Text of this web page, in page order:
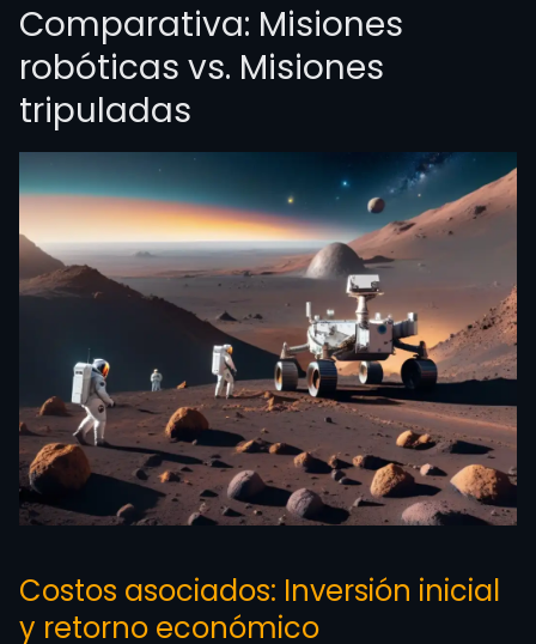
Comparativa: Misiones
robóticas vs. Misiones
tripuladas
Costos asociados: Inversión inicial
y retorno económico